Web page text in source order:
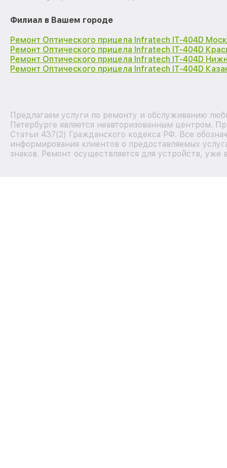
Филиал в Вашем городе
Ремонт Оптического прицела Infratech IT-404D
Ремонт Оптического прицела Infratech IT-404D
Ремонт Оптического прицела Infratech IT-404D
Ремонт Оптического прицела Infratech IT-404D
Предлагаем услуги по ремонту и обслуживанию
Петербурге является неавторизованным центром.
Статьи 437(2) Гражданского кодекса РФ. Все
информирования клиентов о предоставляемых
знаков. Ремонт осуществляется для устройств,